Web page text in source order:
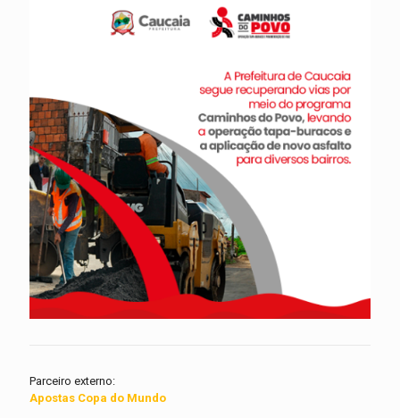
Parceiro externo:
Apostas Copa do Mundo